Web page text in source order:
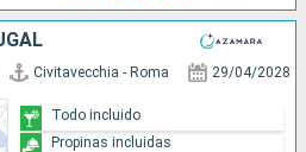
Civitavecchia - Roma 29/04/2028
Todo incluido
Propinas incluidas